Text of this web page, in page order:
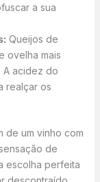
a sua
Queijos de
ovelha mais
A acidez do
realçar os
de um vinho com
de
escolha perfeita